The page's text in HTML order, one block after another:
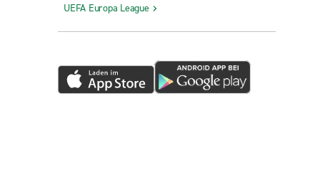
UEFA Europa League